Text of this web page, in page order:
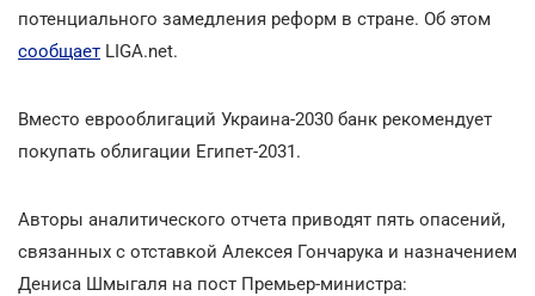
потенциального замедления реформ в стране. Об этом
сообщает LIGA.net.
Вместо еврооблигаций Украина-2030 банк рекомендует
покупать облигации Египет-2031.
Авторы аналитического отчета приводят пять опасений,
связанных с отставкой Алексея Гончарука и назначением
Дениса Шмыгаля на пост Премьер-министра: